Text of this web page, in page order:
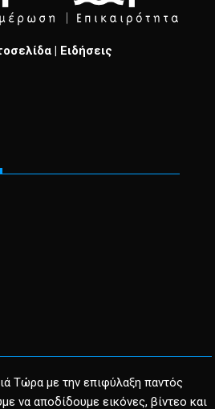
| Ειδήσεις
Τώρα με την επιφύλαξη παντός
να αποδίδουμε εικόνες, βίντεο και